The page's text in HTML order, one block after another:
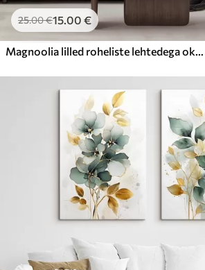
25.00€15.00 €
Magnoolia lilled roheliste lehtedega oksal, pastoosne tekstuurne stiil, pehme värvipalett